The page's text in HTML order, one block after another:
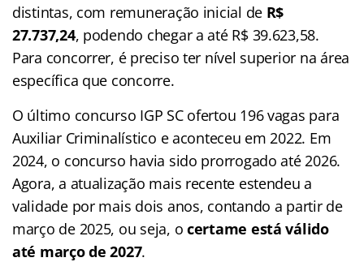
distintas, com remuneração inicial de R$
27.737,24, podendo chegar a até R$ 39.623,58.
Para concorrer, é preciso ter nível superior na área
específica que concorre.
O último concurso IGP SC ofertou 196 vagas para
Auxiliar Criminalístico e aconteceu em 2022. Em
2024, o concurso havia sido prorrogado até 2026.
Agora, a atualização mais recente estendeu a
validade por mais dois anos, contando a partir de
março de 2025, ou seja, o certame está válido
até março de 2027.